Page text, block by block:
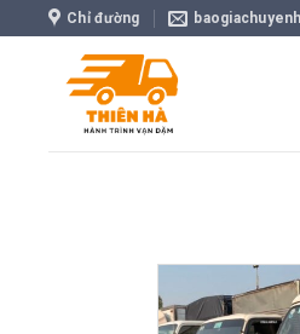
Chỉ đường